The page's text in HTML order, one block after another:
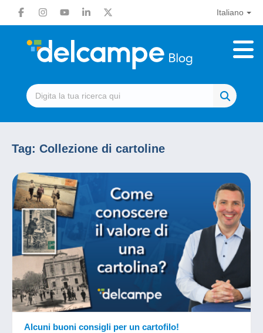
Italiano
Tag: Collezione di cartoline
Alcuni buoni consigli per un cartofilo!